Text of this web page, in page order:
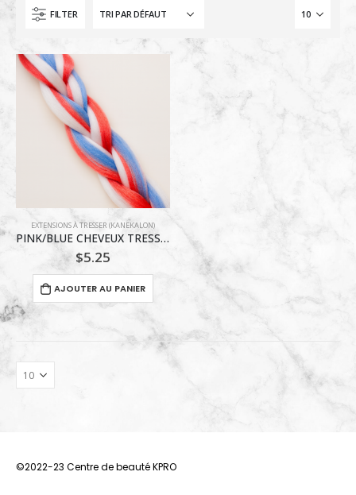
FILTER
EXTENSIONS À TRESSER (KANEKALON)
PINK/BLUE CHEVEUX TRESSES KANEKALON
$5.25
AJOUTER AU PANIER
©2022-23 Centre de beauté KPRO